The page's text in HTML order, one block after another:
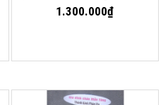
1.300.000₫